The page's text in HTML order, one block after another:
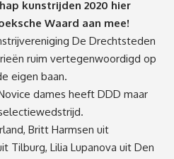
kunstrijden 2020 hier
Waard aan mee!
De Drechtsteden
ruim vertegenwoordigd op
eigen baan.
dames heeft DDD maar
Britt Harmsen uit
Tilburg, Lilia Lupanova uit Den